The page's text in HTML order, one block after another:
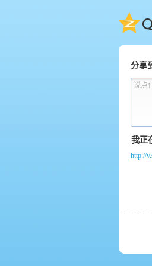
QQ
分享
说点
http://